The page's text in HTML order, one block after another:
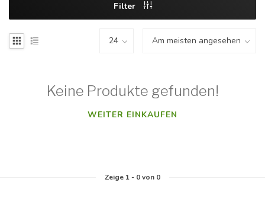
Filter
Keine Produkte gefunden!
WEITER EINKAUFEN
Zeige 1- 0von 0